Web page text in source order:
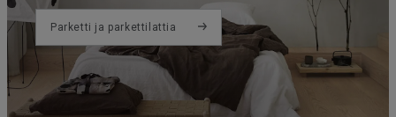
Parketti ja parkettilattia